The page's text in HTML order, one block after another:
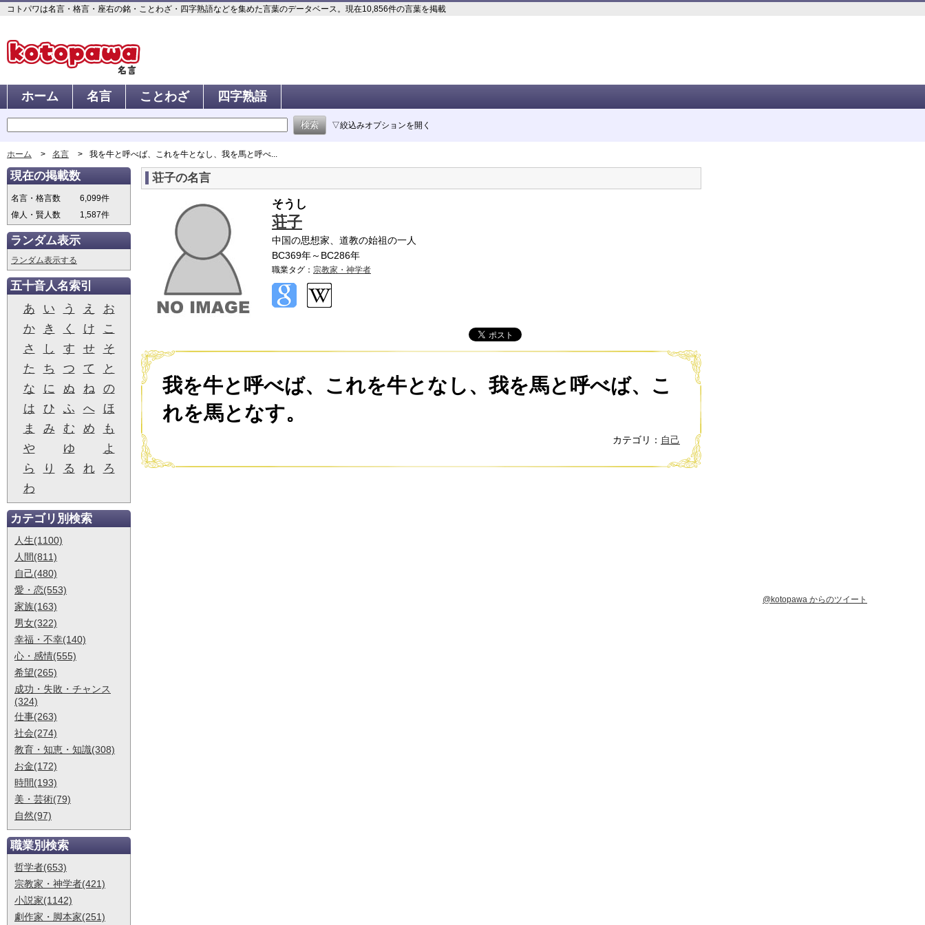
コトパワは名言・格言・座右の銘・ことわざ・四字熟語などを集めた言葉のデータベース。現在10,856件の言葉を掲載
ホーム 名言 ことわざ 四字熟語
▽絞込みオプションを開く
ホーム 名言 我を牛と呼べば、これを牛となし、我を馬と呼べ...
荘子の名言
そうし
荘子
中国の思想家、道教の始祖の一人
BC369年～BC286年
職業タグ： 宗教家・神学者
我を牛と呼べば、これを牛となし、我を馬と呼べば、こ
れを馬となす。
カテゴリ： 自己
現在の掲載数
名言・格言数
6,099件
偉人・賢人数
1,587件
ランダム表示
ランダム表示する
五十音人名索引
あ
い う え
お
か
き く け
こ
さ
し す せ
そ
た
ち つ て
と
な
に ぬ ね
の
は
ひ ふ へ
ほ
ま
み む め
も
や
ゆ
よ
ら
り る れ
ろ
わ
カテゴリ別検索
人生(1100)
人間(811)
自己(480)
愛・恋(553)
家族(163)
男女(322)
幸福・不幸(140)
心・感情(555)
希望(265)
成功・失敗・チャンス
(324)
仕事(263)
社会(274)
教育・知恵・知識(308)
お金(172)
時間(193)
美・芸術(79)
自然(97)
職業別検索
哲学者(653)
宗教家・神学者(421)
小説家(1142)
劇作家・脚本家(251)
@kotopawa からのツイート